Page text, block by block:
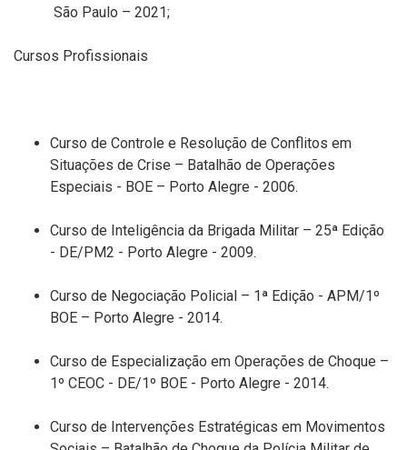
São Paulo – 2021;
Cursos Profissionais
Curso de Controle e Resolução de Conflitos em
Situações de Crise – Batalhão de Operações
Especiais - BOE – Porto Alegre - 2006.
Curso de Inteligência da Brigada Militar – 25ª Edição
- DE/PM2 - Porto Alegre - 2009.
Curso de Negociação Policial – 1ª Edição - APM/1º
BOE – Porto Alegre - 2014.
Curso de Especialização em Operações de Choque –
1º CEOC - DE/1º BOE - Porto Alegre - 2014.
Curso de Intervenções Estratégicas em Movimentos